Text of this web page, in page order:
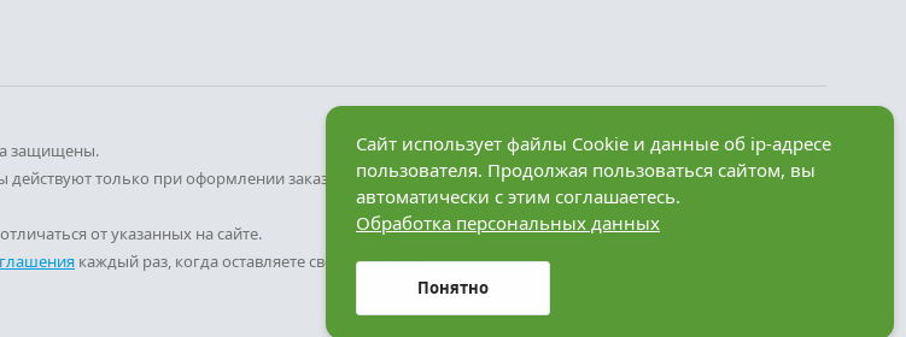
защищены.
только при оформлении заказа через
от указанных на сайте.
каждый раз, когда оставляете свои данные в
компания «Факт»
Сайт использует файлы Cookie и данные об ip-адресе
пользователя. Продолжая пользоваться сайтом, вы
автоматически с этим соглашаетесь.
Обработка персональных данных
Понятно